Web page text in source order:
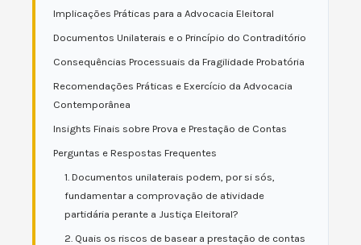
Implicações Práticas para a Advocacia Eleitoral
Documentos Unilaterais e o Princípio do Contraditório
Consequências Processuais da Fragilidade Probatória
Recomendações Práticas e Exercício da Advocacia
Contemporânea
Insights Finais sobre Prova e Prestação de Contas
Perguntas e Respostas Frequentes
1. Documentos unilaterais podem, por si sós,
fundamentar a comprovação de atividade
partidária perante a Justiça Eleitoral?
2. Quais os riscos de basear a prestação de contas